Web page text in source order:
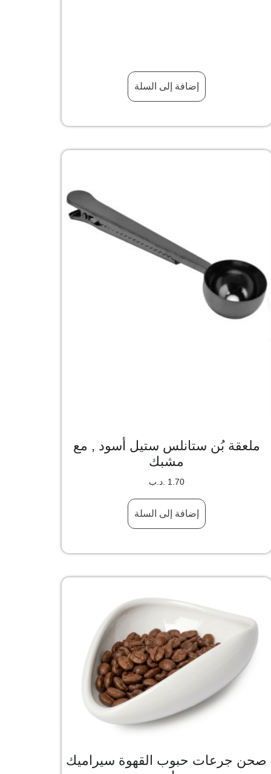
إضافة إلى السلة
ملعقة بُن ستانلس ستيل أسود , مع
مشبك
1.70 .د.ب
إضافة إلى السلة
صحن جرعات حبوب القهوة سيراميك